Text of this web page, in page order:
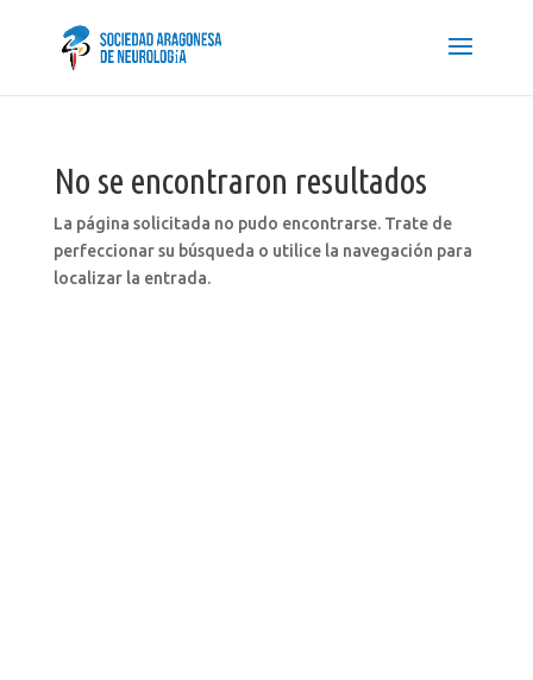
No se encontraron resultados
La página solicitada no pudo encontrarse. Trate de
perfeccionar su búsqueda o utilice la navegación para
localizar la entrada.